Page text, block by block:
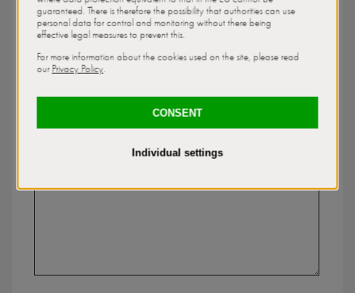
Ihre Vorstellungen & Wünsche